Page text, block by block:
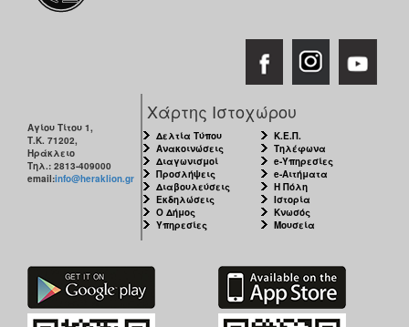
Αγίου Τίτου 1,
Τ.Κ. 71202,
Ηράκλειο
Τηλ.: 2813-409000
email:info@heraklion.gr
Χάρτης Ιστοχώρου
Δελτία Τύπου
Ανακοινώσεις
Διαγωνισμοί
Προσλήψεις
Διαβουλεύσεις
Εκδηλώσεις
Ο Δήμος
Υπηρεσίες
Κ.Ε.Π.
Τηλέφωνα
e-Υπηρεσίες
e-Αιτήματα
Η Πόλη
Ιστορία
Κνωσός
Μουσεία